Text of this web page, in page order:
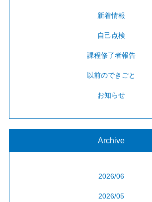
新着情報
自己点検
課程修了者報告
以前のできごと
お知らせ
Archive
2026/06
2026/05